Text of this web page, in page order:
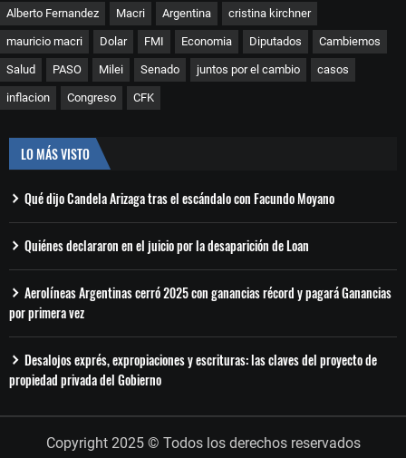
Alberto Fernandez Macri Argentina cristina kirchner
mauricio macri Dolar FMI Economia Diputados Cambiemos
Salud PASO Milei Senado juntos por el cambio casos
inflacion Congreso CFK
LO MÁS VISTO
Qué dijo Candela Arizaga tras el escándalo con Facundo Moyano
Quiénes declararon en el juicio por la desaparición de Loan
Aerolíneas Argentinas cerró 2025 con ganancias récord y pagará Ganancias
por primera vez
Desalojos exprés, expropiaciones y escrituras: las claves del proyecto de
propiedad privada del Gobierno
Copyright 2025 © Todos los derechos reservados